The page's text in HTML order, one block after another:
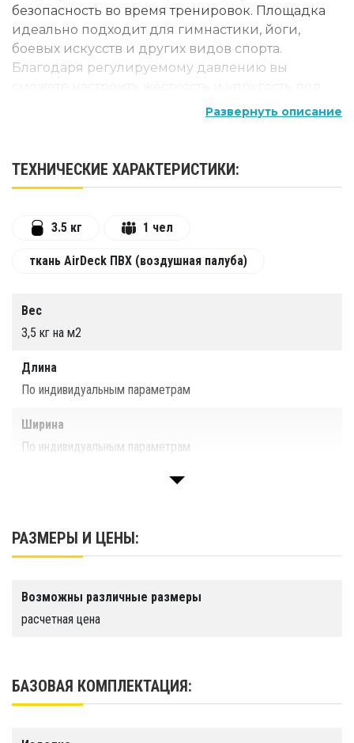
безопасность во время тренировок. Площадка
идеально подходит для гимнастики, йоги,
боевых искусств и других видов спорта.
Благодаря регулируемому давлению вы
разные виды упражнений. Мобильность, защита
регулярных тренировок любого уровня.
Развернуть описание
ТЕХНИЧЕСКИЕ ХАРАКТЕРИСТИКИ:
3.5 кг 1 чел
ткань AirDeck ПВХ (воздушная палуба)
Вес
3,5 кг на м2
Длина
По индивидуальным параметрам
Ширина
По индивидуальным параметрам
Гарантия
1 год
Срок службы
Более 10 лет
ООО «ТАЙМ ТРИАЛ», г. Санкт-Петербург
РАЗМЕРЫ И ЦЕНЫ:
Возможны различные размеры
расчетная цена
БАЗОВАЯ КОМПЛЕКТАЦИЯ: